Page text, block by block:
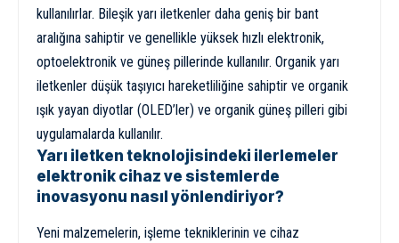
kullanılırlar. Bileşik yarı iletkenler daha geniş bir bant
aralığına sahiptir ve genellikle yüksek hızlı elektronik,
optoelektronik ve güneş pillerinde kullanılır. Organik yarı
iletkenler düşük taşıyıcı hareketliliğine sahiptir ve organik
ışık yayan diyotlar (OLED’ler) ve organik güneş pilleri gibi
uygulamalarda kullanılır.
Yarı iletken teknolojisindeki ilerlemeler
elektronik cihaz ve sistemlerde
inovasyonu nasıl yönlendiriyor?
Yeni malzemelerin, işleme tekniklerinin ve cihaz